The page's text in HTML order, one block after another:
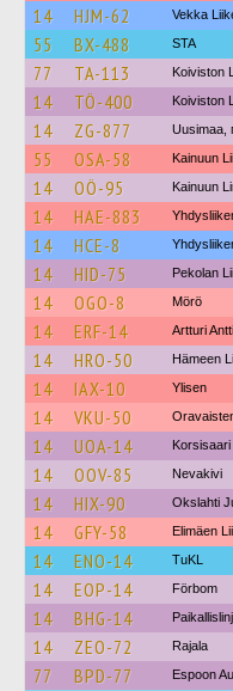
14 HJM-62 Vekka
55 BX-488 STA
77 TA-113 Koiviston L
14 TÖ-400 Koiviston L
14 ZG-877 Uusimaa,
55 OSA-58 Kainuun
14 OÖ-95 Kainuun
14 HAE-883
14 HCE-8
14 HID-75 Pekolan
14 OGO-8 Mörö
14 ERF-14 Artturi
14 HRO-50 Hämeen
14 IAX-10 Ylisen
14 VKU-50
14 UOA-14 Korsisaari
14 OOV-85 Nevakivi
14 HIX-90 Okslahti
14 GFY-58 Elimäen
14 ENO-14 TuKL
14 EOP-14 Förbom
14 BHG-14
14 ZEO-72 Rajala
77 BPD-77 Espoon